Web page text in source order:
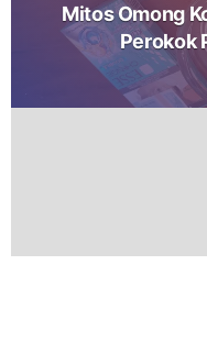
Mitos Omong
Perokok